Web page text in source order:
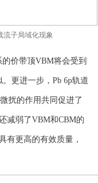
流子局域化现象
价带顶VBM将会受到
更进一步，Pb 6p轨道
扰的作用共同促进了
减弱了VBM和CBM的
有更高的有效质量，